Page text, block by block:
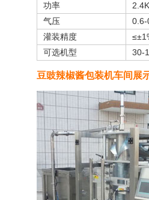
功率
气压
0.6-
灌装精度
可选机型
30-
豆豉辣椒酱包装机车间展